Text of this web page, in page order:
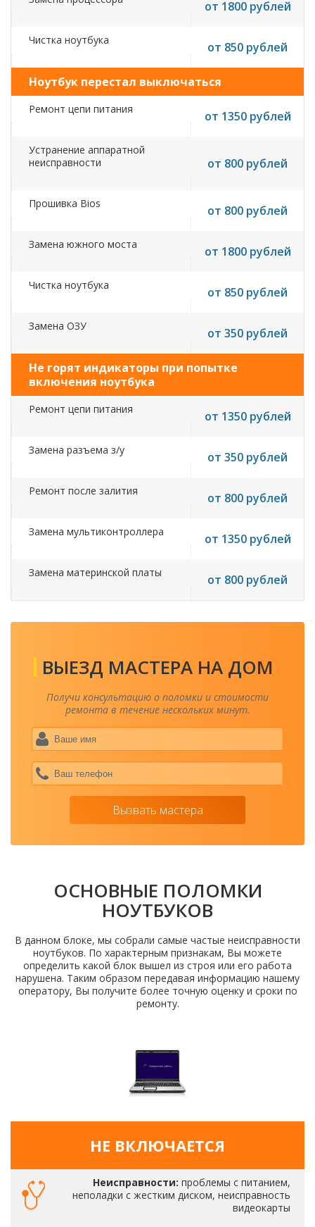
от 1800 рублей
Чистка ноутбука от 850 рублей
Ноутбук перестал выключаться
Ремонт цепи питания от 1350 рублей
Устранение аппаратной
неисправности
от 800 рублей
Прошивка Bios от 800 рублей
Замена южного моста от 1800 рублей
Чистка ноутбука от 850 рублей
Замена ОЗУ от 350 рублей
Не горят индикаторы при попытке
включения ноутбука
Ремонт цепи питания от 1350 рублей
Замена разъема з/у от 350 рублей
Ремонт после залития от 800 рублей
Замена мультиконтроллера от 1350 рублей
Замена материнской платы от 800 рублей
ВЫЕЗД МАСТЕРА НА ДОМ
Получи консультацию о поломки и стоимости
ремонта в течение нескольких минут.
Вызвать мастера
ОСНОВНЫЕ ПОЛОМКИ
НОУТБУКОВ
В данном блоке, мы собрали самые частые неисправности
ноутбуков. По характерным признакам, Вы можете
определить какой блок вышел из строя или его работа
нарушена. Таким образом передавая информацию нашему
оператору, Вы получите более точную оценку и сроки по
ремонту.
НЕ ВКЛЮЧАЕТСЯ
Неисправности: проблемы с питанием,
неполадки с жестким диском, неисправность
видеокарты